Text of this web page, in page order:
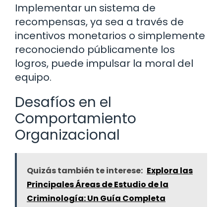
Implementar un sistema de
recompensas, ya sea a través de
incentivos monetarios o simplemente
reconociendo públicamente los
logros, puede impulsar la moral del
equipo.
Desafíos en el
Comportamiento
Organizacional
Quizás también te interese: Explora las
Principales Áreas de Estudio de la
Criminología: Un Guía Completa